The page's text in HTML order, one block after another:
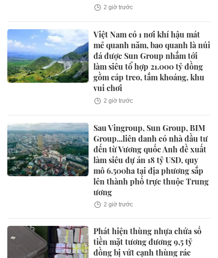
2 giờ trước
Việt Nam có 1 nơi khí hậu mát
mẻ quanh năm, bao quanh là núi
đá được Sun Group nhắm tới
làm siêu tổ hợp 21.000 tỷ đồng
gồm cáp treo, tắm khoáng, khu
vui chơi
2 giờ trước
Sau Vingroup, Sun Group, BIM
Group...liên danh có nhà đầu tư
đến từ Vương quốc Anh đề xuất
làm siêu dự án 18 tỷ USD, quy
mô 6.500ha tại địa phương sắp
lên thành phố trực thuộc Trung
ương
2 giờ trước
Phát hiện thùng nhựa chứa số
tiền mặt tương đương 9,5 tỷ
đồng bị vứt cạnh thùng rác